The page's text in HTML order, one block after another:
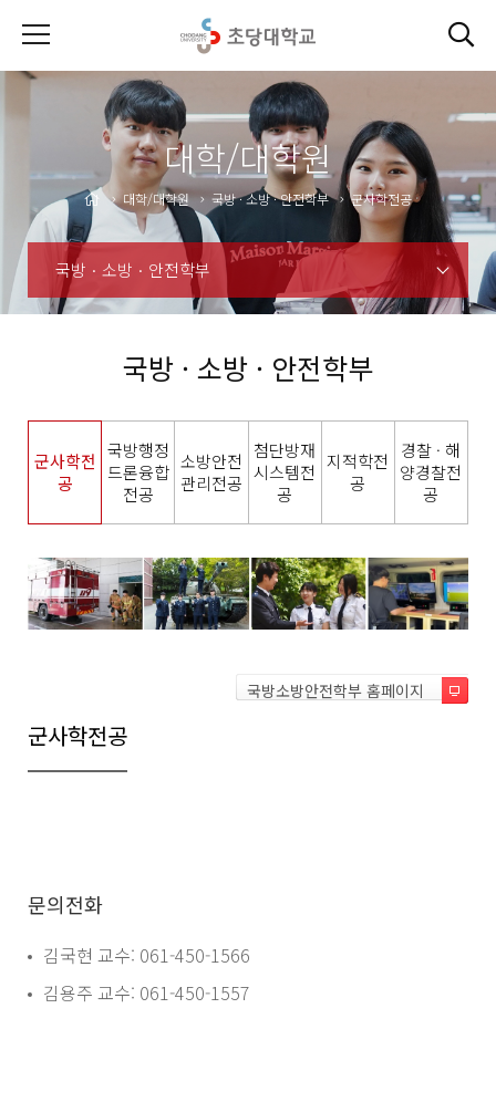
대학/대학원
국방 · 소방 · 안전학부
대학/대학원 국방 · 소방 · 안전학부 군사학전공
국방 · 소방 · 안전학부
군사학전
공
국방행정
드론융합
전공
소방안전
관리전공
첨단방재
시스템전
공
지적학전
공
경찰 · 해
양경찰전
공
국방소방안전학부 홈페이지
군사학전공
문의전화
김국현 교수: 061-450-1566
김용주 교수: 061-450-1557